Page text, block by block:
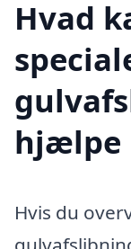
Hvad
hjælpe
Hvis du